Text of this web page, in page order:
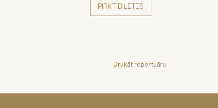
PIRKT BIĻETES
Drukāt repertuāru